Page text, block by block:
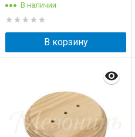
В наличии
В корзину